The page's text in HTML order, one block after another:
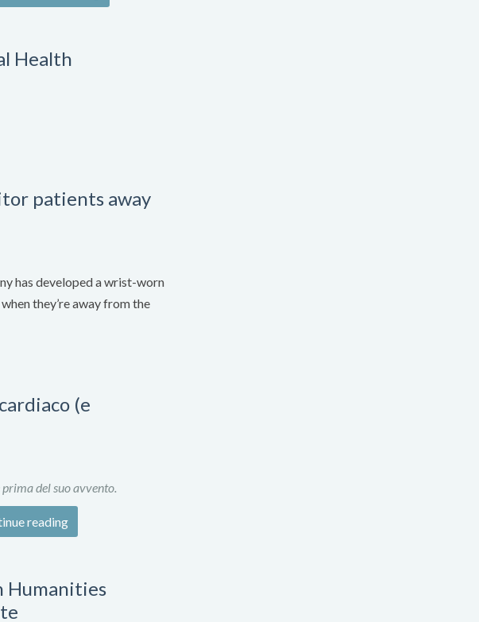
Health
patients away
has developed a wrist-worn
they’re away from the
(e
del suo avvento.
reading
Humanities